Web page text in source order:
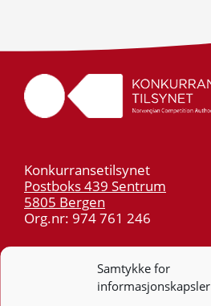
Samtykke for
informasjonskapsler
Konkurransetilsynet
Postboks 439 Sentrum
5805 Bergen
Org.nr: 974 761 246
55 59 75 00
post@kt.no